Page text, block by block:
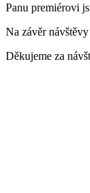
Panu premiérovi
Na závěr
Děkujeme za